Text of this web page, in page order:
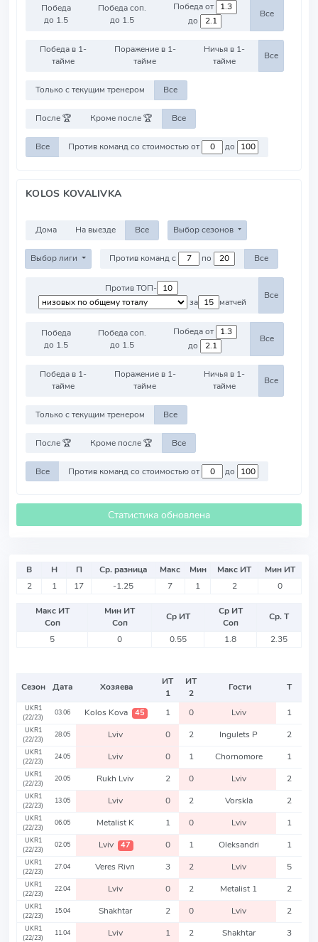
Победа
до 1.5
Победа соп.
до 1.5
Победа от
до
Все
Победа в 1-
тайме
Поражение в 1-
тайме
Ничья в 1-
тайме
Все
Только с текущим тренером Все
После 🏆 Кроме после 🏆 Все
Все Против команд со стоимостью от до
KOLOS KOVALIVKA
Дома На выезде Все Выбор сезонов
Выбор лиги Против команд с по Все
Против ТОП-
за
матчей
Все
Победа
до 1.5
Победа соп.
до 1.5
Победа от
до
Все
Победа в 1-
тайме
Поражение в 1-
тайме
Ничья в 1-
тайме
Все
Только с текущим тренером Все
После 🏆 Кроме после 🏆 Все
Все Против команд со стоимостью от до
Статистика обновлена
В Н П Ср. разница Макс Мин Макс ИТ
Мин ИТ
2
1 17 -1.25 7 1 2 0
Макс ИТ
Соп
Мин ИТ
Соп
Ср ИТ
Ср ИТ
Соп
Ср. Т
5
0 0.55 1.8 2.35
Сезон Дата Хозяева
ИТ
1
ИТ
2
Гости Т
UKR1
(22/23)
03.06 Kolos Kova 45 1 0 Lviv 1
UKR1
(22/23)
28.05 Lviv 0 2 Ingulets P 2
UKR1
(22/23)
24.05 Lviv 0 1 Chornomore 1
UKR1
(22/23)
20.05 Rukh Lviv 2 0 Lviv 2
UKR1
(22/23)
13.05 Lviv 0 2 Vorskla 2
UKR1
(22/23)
06.05 Metalist K 1 0 Lviv 1
UKR1
(22/23)
02.05 Lviv 47 0 1 Oleksandri 1
UKR1
(22/23)
27.04 Veres Rivn 3 2 Lviv 5
UKR1
(22/23)
22.04 Lviv 0 2 Metalist 1 2
UKR1
(22/23)
15.04 Shakhtar 2 0 Lviv 2
UKR1
(22/23)
11.04 Lviv 1 2 Shakhtar 3